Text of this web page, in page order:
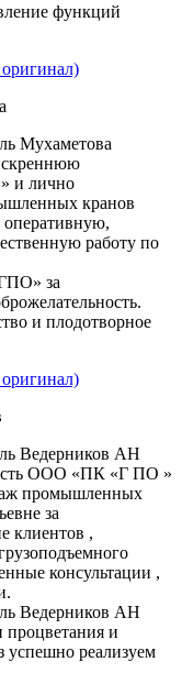
функций
Мухаметова
и лично
кранов
работу по
за
и плодотворное
Ведерников АН
ООО «ПК «Г ПО »
промышленных
за
клиентов ,
консультации ,
Ведерников АН
процветания и
успешно реализуем